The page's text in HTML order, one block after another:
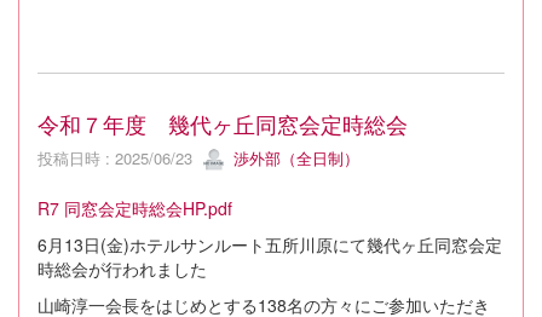
令和７年度 幾代ヶ丘同窓会定時総会
投稿日時 : 2025/06/23 渉外部（全日制）
R7 同窓会定時総会HP.pdf
6月13日(金)ホテルサンルート五所川原にて幾代ヶ丘同窓会定
時総会が行われました
山崎淳一会長をはじめとする138名の方々にご参加いただき